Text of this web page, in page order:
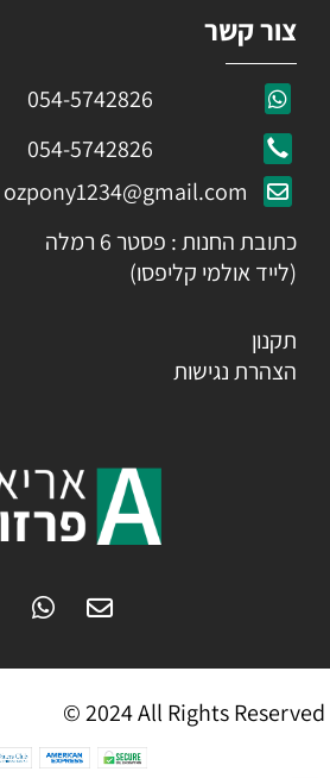
צור קשר
054-5742826
054-5742826
ozpony1234@gmail.com
כתובת החנות : פסטר 6 רמלה
(לייד אולמי קליפסו)
תקנון
הצהרת נגישות
© 2024 All Rights Reserved